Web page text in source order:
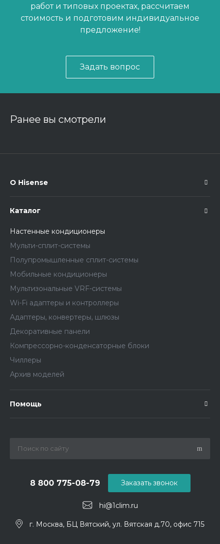
работ и типовых проектах, рассчитаем
стоимость и подготовим индивидуальное
предложение!
Задать вопрос
Ранее вы смотрели
О Hisense
Каталог
Настенные кондиционеры
Мульти-сплит-системы
Полупромышленные сплит-системы
Мобильные кондиционеры
Мультизональные VRF-системы
Wi-Fi адаптеры и контроллеры
Адаптеры, конвертеры, шлюзы
Декоративные панели
Компрессорно-конденсаторные блоки
Чиллеры
Архив моделей
Помощь
hi@1clim.ru
8 800 775-08-79
г. Москва, БЦ Вятский, ул. Вятская д.70, офис 715
Заказать звонок